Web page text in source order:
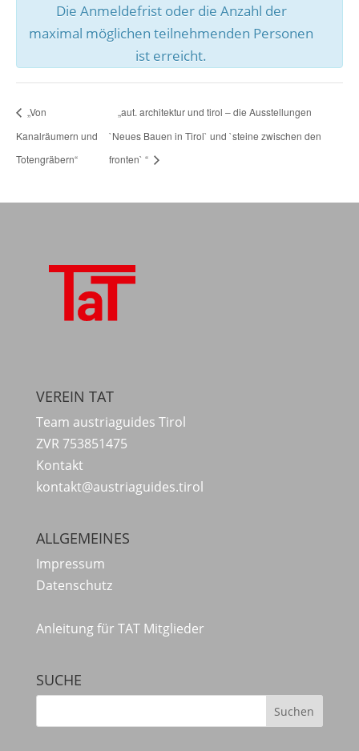
Die Anmeldefrist oder die Anzahl der
maximal möglichen teilnehmenden Personen
ist erreicht.
„Von
Kanalräumern und
Totengräbern“
„aut. architektur und tirol – die Ausstellungen
`Neues Bauen in Tirol` und `steine zwischen den
fronten` “
VEREIN TAT
Team austriaguides Tirol
ZVR 753851475
Kontakt
kontakt@austriaguides.tirol
ALLGEMEINES
Impressum
Datenschutz
Anleitung für TAT Mitglieder
SUCHE